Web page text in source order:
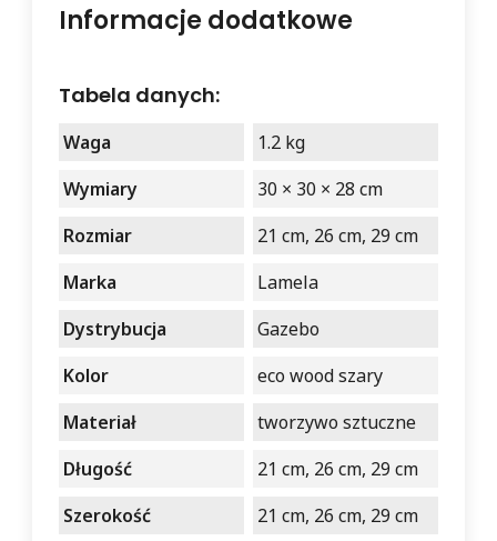
Informacje dodatkowe
Tabela danych:
Waga
1.2 kg
Wymiary
30 × 30 × 28 cm
Rozmiar
21 cm, 26 cm, 29 cm
Marka
Lamela
Dystrybucja
Gazebo
Kolor
eco wood szary
Materiał
tworzywo sztuczne
Długość
21 cm, 26 cm, 29 cm
Szerokość
21 cm, 26 cm, 29 cm